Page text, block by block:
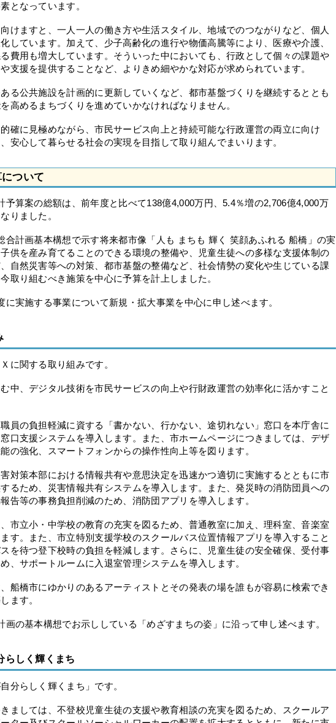
となっています。
けますと、一人一人の働き方や生活スタイル、地域でのつながりなど、個人
しています。加えて、少子高齢化の進行や物価高騰等により、医療や介護、
費用も増大しています。そういった中においても、行政として個々の課題や
支援を提供することなど、よりきめ細やかな対応が求められています。
る公共施設を計画的に更新していくなど、都市基盤づくりを継続するととも
高めるまちづくりを進めていかなければなりません。
確に見極めながら、市民サービス向上と持続可能な行政運営の両立に向け
安心して暮らせる社会の実現を目指して取り組んでまいります。
ついて
算案の総額は、前年度と比べて138億4,000万円、5.4％増の2,706億4,000万
りました。
計画基本構想で示す将来都市像「人も まちも 輝く 笑顔あふれる 船橋」の実
供を産み育てることのできる環境の整備や、児童生徒への多様な支援体制の
自然災害等への対策、都市基盤の整備など、社会情勢の変化や生じている課
取り組むべき施策を中心に予算を計上しました。
実施する事業について新規・拡大事業を中心に申し述べます。
に関する取り組みです。
中、デジタル技術を市民サービスの向上や行財政運営の効率化に活かすこと
員の負担軽減に資する「書かない、行かない、途切れない」窓口を本庁舎に
口支援システムを導入します。また、市ホームページにつきましては、デザ
の強化、スマートフォンからの操作性向上等を図ります。
対策本部における情報共有や意思決定を迅速かつ適切に実施するとともに市
るため、災害情報共有システムを導入します。また、発災時の消防団員への
告等の事務負担削減のため、消防団アプリを導入します。
市立小・中学校の教育の充実を図るため、普通教室に加え、理科室、音楽室
す。また、市立特別支援学校のスクールバス位置情報アプリを導入すること
を待つ登下校時の負担を軽減します。さらに、児童生徒の安全確保、受付事
、サポートルームに入退室管理システムを導入します。
船橋市にゆかりのあるアーティストとその発表の場を誰もが容易に検索でき
ます。
の基本構想でお示ししている「めざすまちの姿」に沿って申し述べます。
らしく輝くまち
分らしく輝くまち」です。
ましては、不登校児童生徒の支援や教育相談の充実を図るため、スクールア